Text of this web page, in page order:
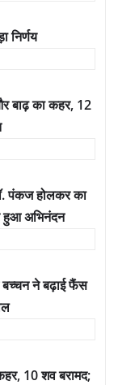
निर्णय
बाढ़ का कहर, 12
पंकज होलकर का
हुआ अभिनंदन
ने बढ़ाई फैंस
10 शव बरामद;